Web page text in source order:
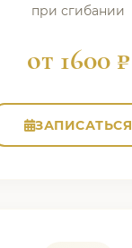
при сгибании
от 1600 ₽
ЗАПИСАТЬСЯ